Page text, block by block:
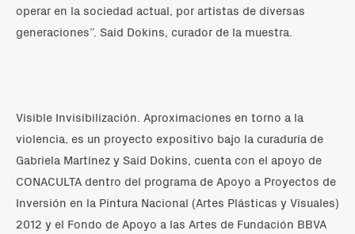
operar en la sociedad actual, por artistas de diversas
generaciones”. Said Dokins, curador de la muestra.
Visible Invisibilización. Aproximaciones en torno a la
violencia, es un proyecto expositivo bajo la curaduría de
Gabriela Martínez y Said Dokins, cuenta con el apoyo de
CONACULTA dentro del programa de Apoyo a Proyectos de
Inversión en la Pintura Nacional (Artes Plásticas y Visuales)
2012 y el Fondo de Apoyo a las Artes de Fundación BBVA